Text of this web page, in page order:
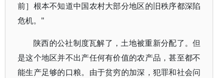
前］根本不知道中国农村大部分地区的旧秩序都深陷
危机。"
陕西的公社制度瓦解了，土地被重新分配了。但
是这个地区并不出产任何有价值的农产品，甚至都不
能生产足够的口粮。由于贫穷的加深，犯罪和社会问